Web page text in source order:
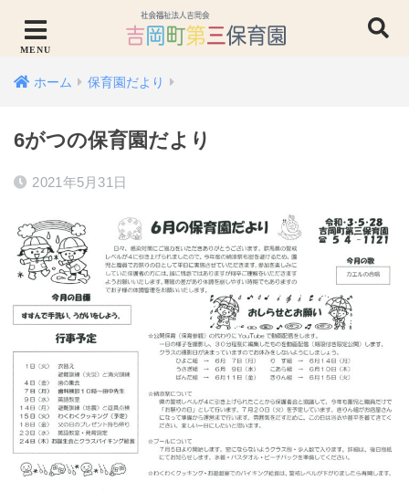
ホーム 保育園だより
6がつの保育園だより
2021年5月31日